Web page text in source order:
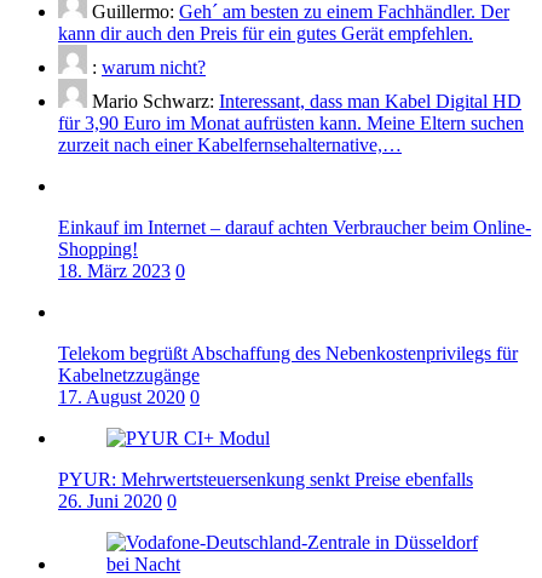
Guillermo: Geh´ am besten zu einem Fachhändler. Der
kann dir auch den Preis für ein gutes Gerät empfehlen.
: warum nicht?
Mario Schwarz: Interessant, dass man Kabel Digital HD
für 3,90 Euro im Monat aufrüsten kann. Meine Eltern suchen
zurzeit nach einer Kabelfernsehalternative,…
Einkauf im Internet – darauf achten Verbraucher beim Online-
Shopping!
18. März 2023 0
Telekom begrüßt Abschaffung des Nebenkostenprivilegs für
Kabelnetzzugänge
17. August 2020 0
PYUR: Mehrwertsteuersenkung senkt Preise ebenfalls
26. Juni 2020 0